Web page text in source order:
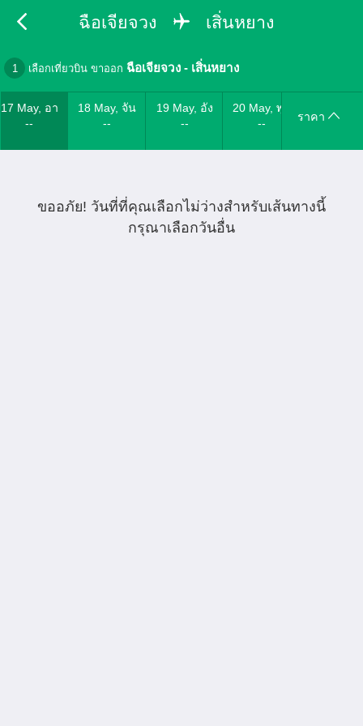
ฉือเจียจวง เสิ่นหยาง
1 เลือกเที่ยวบิน ขาออก ฉือเจียจวง - เสิ่นหยาง
17 May, อา
--
18 May, จัน
--
19 May, อัง
--
20 May, พุธ
--
ราคา
ขออภัย! วันที่ที่คุณเลือกไม่ว่างสำหรับเส้นทางนี้
กรุณาเลือกวันอื่น